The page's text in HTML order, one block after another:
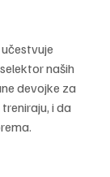
naših
devojke za
i da